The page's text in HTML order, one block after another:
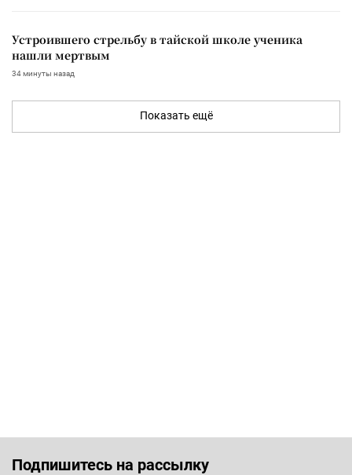
Устроившего стрельбу в тайской школе ученика
нашли мертвым
34 минуты назад
Показать ещё
Подпишитесь на рассылку